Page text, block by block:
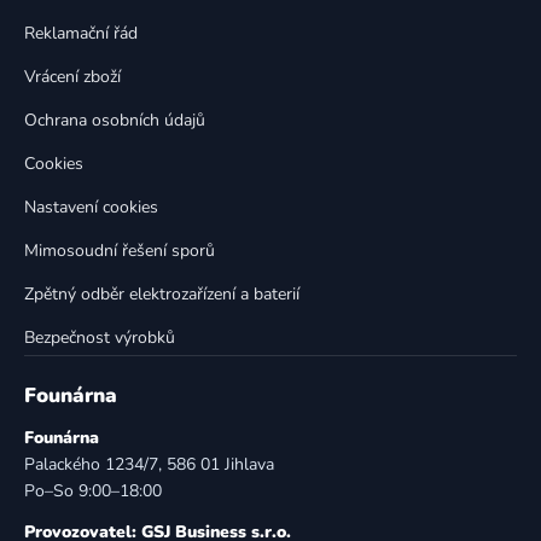
Reklamační řád
Vrácení zboží
Ochrana osobních údajů
Cookies
Nastavení cookies
Mimosoudní řešení sporů
Zpětný odběr elektrozařízení a baterií
Bezpečnost výrobků
Founárna
Founárna
Palackého 1234/7, 586 01 Jihlava
Po–So 9:00–18:00
Provozovatel: GSJ Business s.r.o.